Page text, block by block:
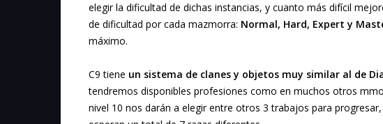
elegir la dificultad de dichas instancias, y cuanto más difícil
de dificultad por cada mazmorra: Normal, Hard, Expert y
máximo.
C9 tiene un sistema de clanes y objetos muy similar al de
tendremos disponibles profesiones como en muchos otros
nivel 10 nos darán a elegir entre otros 3 trabajos para